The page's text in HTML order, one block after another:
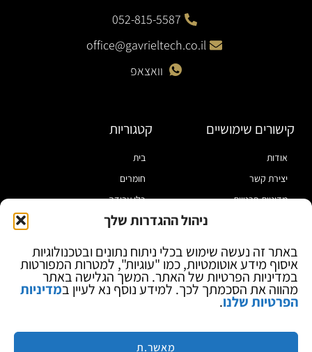
ניהול ההגדרות שלך
באתר זה נעשה שימוש בכלי ניתוח נתונים ובטכנולוגיות
איסוף מידע אוטומטיות, כמו "עוגיות", למטרות המפורטות
במדיניות הפרטיות של האתר. המשך הגלישה באתר
מהווה את הסכמתך לכך. למידע נוסף נא לעיין במדיניות
הפרטיות שלנו.
מאשר.ת
052-815-5587
office@gavrieltech.co.il
וואצאפ
קישורים שימושיים
אודות
יצירת קשר
מדיניות פרטיות
בלוג
קטגוריות
בית
חומרים
כלי עבודה
מוצרי הלחמה
ספקי כח ומודדים
ציוד אופטי להגדלה
מותגים